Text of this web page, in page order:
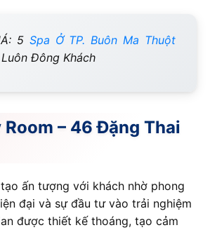
5 Spa Ở TP. Buôn Ma Thuột
Đông Khách
Room – 46 Đặng Thai
ấn tượng với khách nhờ phong
đại và sự đầu tư vào trải nghiệm
được thiết kế thoáng, tạo cảm